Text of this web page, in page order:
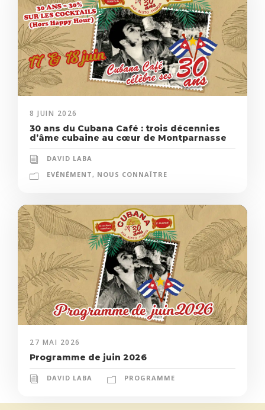
8 JUIN 2026
30 ans du Cubana Café : trois décennies
d’âme cubaine au cœur de Montparnasse
DAVID LABA
EVÉNÉMENT , NOUS CONNAÎTRE
27 MAI 2026
Programme de juin 2026
DAVID LABA PROGRAMME